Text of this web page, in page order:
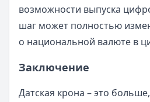
возможности выпуска
шаг может полностью
о национальной валюте в
Заключение
Датская крона – это